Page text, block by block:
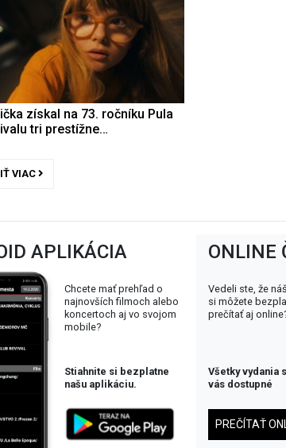
získal na 73. ročníku Pula
tri prestížne…
VIAC
APLIKÁCIA
Chcete mať prehľad o
najnovších filmoch alebo
koncertoch aj vo svojom
mobile?
Stiahnite si bezplatne
našu aplikáciu.
ONLINE
Vedeli ste, že
si môžete
prečítať aj
Všetky vydania
vás dostupné
PREČÍTAŤ